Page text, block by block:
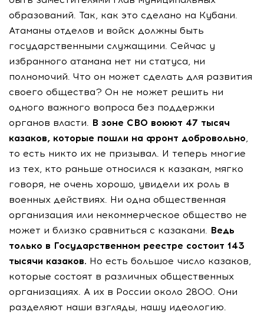
образований. Так, как это сделано на Кубани.
Атаманы отделов и войск должны быть
государственными служащими. Сейчас у
избранного атамана нет ни статуса, ни
полномочий. Что он может сделать для развития
своего общества? Он не может решить ни
одного важного вопроса без поддержки
органов власти. В зоне СВО воюют 47 тысяч
казаков, которые пошли на фронт добровольно,
то есть никто их не призывал. И теперь многие
из тех, кто раньше относился к казакам, мягко
говоря, не очень хорошо, увидели их роль в
военных действиях. Ни одна общественная
организация или некоммерческое общество не
может и близко сравниться с казаками. Ведь
только в Государственном реестре состоит 143
тысячи казаков. Но есть большое число казаков,
которые состоят в различных общественных
организациях. А их в России около 2800. Они
разделяют наши взгляды, нашу идеологию.